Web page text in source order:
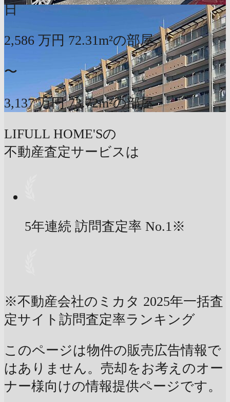
日
2,586 万円 72.31m²の部屋
〜
3,137 万円 73.72m²の部屋
LIFULL HOME'Sの
不動産査定サービスは
5年連続 訪問査定率 No.1※
※不動産会社のミカタ 2025年一括査
定サイト訪問査定率ランキング
このページは物件の販売広告情報で
はありません。売却をお考えのオー
ナー様向けの情報提供ページです。